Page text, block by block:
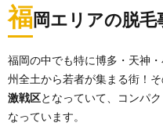
アの
脱毛
事情
1.1.
体験脱
毛のチ
ポイン
福岡エリアの脱毛
福岡の中でも特に博多・天神
州全土から若者が集まる街！
激戦区となっていて、コンパ
なっています。